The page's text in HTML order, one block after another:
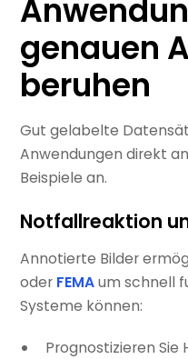
genauen
beruhen
Gut gelabelte
Anwendungen direkt
Beispiele an.
Notfallreaktion
Annotierte Bilder
oder FEMAum schnell
Systeme können:
Prognostizieren